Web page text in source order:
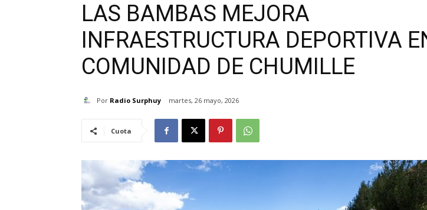
LAS BAMBAS MEJORA
INFRAESTRUCTURA DEPORTIVA
COMUNIDAD DE CHUMILLE
Por Radio Surphuy martes, 26 mayo, 2026
Cuota